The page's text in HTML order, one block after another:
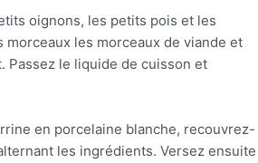
oignons, les petits pois et les
morceaux les morceaux de viande et
le liquide de cuisson et
en porcelaine blanche, recouvrez-
les ingrédients. Versez ensuite